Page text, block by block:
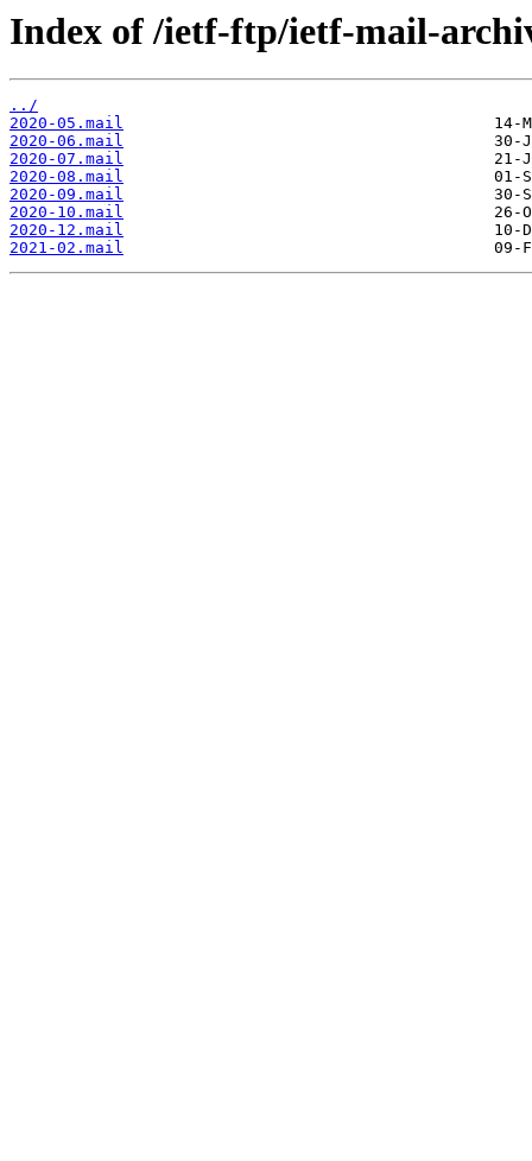
Index of /ietf-ftp/ietf-mail-
../
2020-05.mail
2020-06.mail
2020-07.mail
2020-08.mail
2020-09.mail
2020-10.mail
2020-12.mail
2021-02.mail